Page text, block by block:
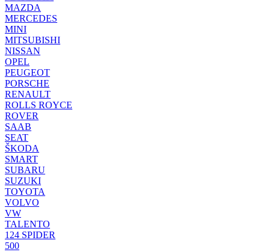
MAZDA
MERCEDES
MINI
MITSUBISHI
NISSAN
OPEL
PEUGEOT
PORSCHE
RENAULT
ROLLS ROYCE
ROVER
SAAB
SEAT
ŠKODA
SMART
SUBARU
SUZUKI
TOYOTA
VOLVO
VW
TALENTO
124 SPIDER
500